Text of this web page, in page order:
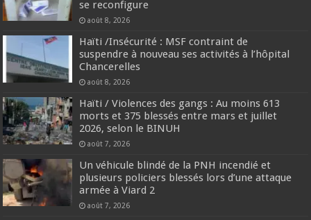
se reconfigure
août 8, 2026
Haïti /Insécurité : MSF contraint de
suspendre à nouveau ses activités à l’hôpital
Chancerelles
août 8, 2026
Haïti / Violences des gangs : Au moins 613
morts et 375 blessés entre mars et juillet
2026, selon le BINUH
août 7, 2026
Un véhicule blindé de la PNH incendié et
plusieurs policiers blessés lors d’une attaque
armée à Viard 2
août 7, 2026